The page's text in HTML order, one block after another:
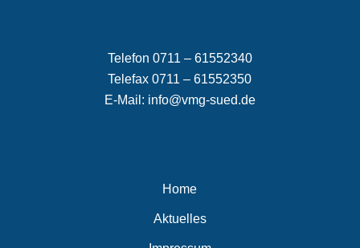
Telefon 0711 – 61552340
Telefax 0711 – 61552350
E-Mail: info@vmg-sued.de
Home
Aktuelles